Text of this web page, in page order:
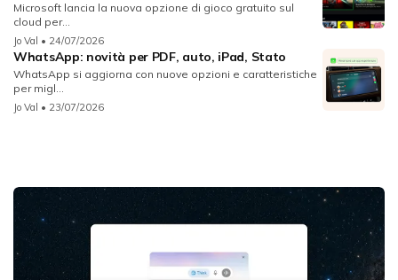
Microsoft lancia la nuova opzione di gioco gratuito sul
cloud per...
Jo Val • 24/07/2026
WhatsApp: novità per PDF, auto, iPad, Stato
WhatsApp si aggiorna con nuove opzioni e caratteristiche
per migl...
Jo Val • 23/07/2026